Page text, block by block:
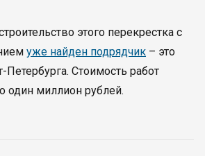
этого перекрестка с
уже найден подрядчик – это
Петербурга. Стоимость работ
один миллион рублей.